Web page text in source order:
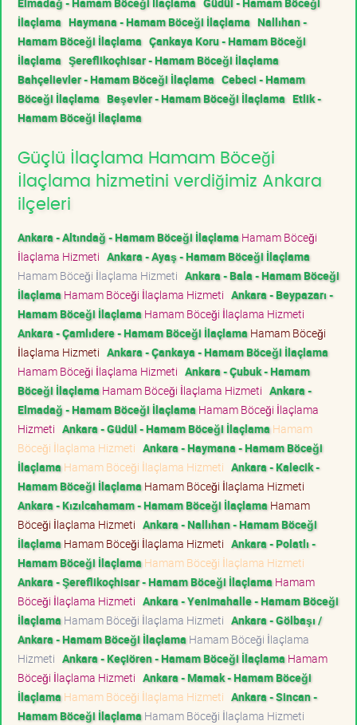
İlaçlama Haymana - Hamam Böceği İlaçlama Nallıhan -
Hamam Böceği İlaçlama Çankaya Koru - Hamam Böceği
İlaçlama Şereflikoçhisar - Hamam Böceği İlaçlama
Bahçelievler - Hamam Böceği İlaçlama Cebeci - Hamam
Böceği İlaçlama Beşevler - Hamam Böceği İlaçlama Etlik -
Hamam Böceği İlaçlama
Güçlü İlaçlama Hamam Böceği
İlaçlama hizmetini verdiğimiz Ankara
ilçeleri
Ankara - Altındağ - Hamam Böceği İlaçlama Hamam Böceği
İlaçlama Hizmeti Ankara - Ayaş - Hamam Böceği İlaçlama
Hamam Böceği İlaçlama Hizmeti Ankara - Bala - Hamam Böceği
İlaçlama Hamam Böceği İlaçlama Hizmeti Ankara - Beypazarı -
Hamam Böceği İlaçlama Hamam Böceği İlaçlama Hizmeti
Ankara - Çamlıdere - Hamam Böceği İlaçlama Hamam Böceği
İlaçlama Hizmeti Ankara - Çankaya - Hamam Böceği İlaçlama
Hamam Böceği İlaçlama Hizmeti Ankara - Çubuk - Hamam
Böceği İlaçlama Hamam Böceği İlaçlama Hizmeti Ankara -
Elmadağ - Hamam Böceği İlaçlama Hamam Böceği İlaçlama
Hizmeti Ankara - Güdül - Hamam Böceği İlaçlama Hamam
Böceği İlaçlama Hizmeti Ankara - Haymana - Hamam Böceği
İlaçlama Hamam Böceği İlaçlama Hizmeti Ankara - Kalecik -
Hamam Böceği İlaçlama Hamam Böceği İlaçlama Hizmeti
Ankara - Kızılcahamam - Hamam Böceği İlaçlama Hamam
Böceği İlaçlama Hizmeti Ankara - Nallıhan - Hamam Böceği
İlaçlama Hamam Böceği İlaçlama Hizmeti Ankara - Polatlı -
Hamam Böceği İlaçlama Hamam Böceği İlaçlama Hizmeti
Ankara - Şereflikoçhisar - Hamam Böceği İlaçlama Hamam
Böceği İlaçlama Hizmeti Ankara - Yenimahalle - Hamam Böceği
İlaçlama Hamam Böceği İlaçlama Hizmeti Ankara - Gölbaşı /
Ankara - Hamam Böceği İlaçlama Hamam Böceği İlaçlama
Hizmeti Ankara - Keçiören - Hamam Böceği İlaçlama Hamam
Böceği İlaçlama Hizmeti Ankara - Mamak - Hamam Böceği
İlaçlama Hamam Böceği İlaçlama Hizmeti Ankara - Sincan -
Hamam Böceği İlaçlama Hamam Böceği İlaçlama Hizmeti